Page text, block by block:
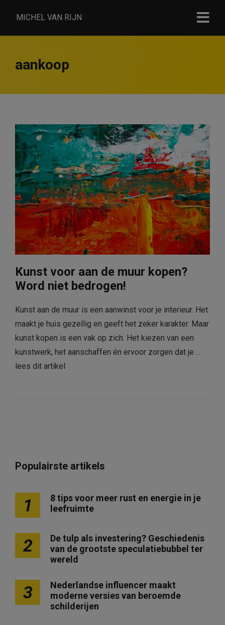
MICHEL VAN RIJN
aankoop
Kunst voor aan de muur kopen?
Word niet bedrogen!
Kunst aan de muur is een aanwinst voor je interieur. Het
maakt je huis gezellig en geeft het zeker karakter. Maar
kunst kopen is een vak op zich. Het kiezen van een
kunstwerk, het aanschaffen én ervoor zorgen dat je …
lees dit artikel
Populairste artikels
1
8 tips voor meer rust en energie in je
leefruimte
2
De tulp als investering? Geschiedenis
van de grootste speculatiebubbel ter
wereld
3
Nederlandse influencer maakt
moderne versies van beroemde
schilderijen